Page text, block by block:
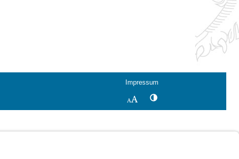
Impressum
SchriftgrößeKontrastwechsel